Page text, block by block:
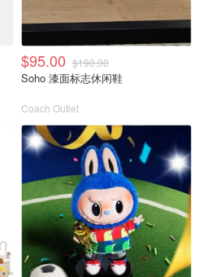
$95.00 $190.00
Soho 漆面标志休闲鞋
Coach Outlet